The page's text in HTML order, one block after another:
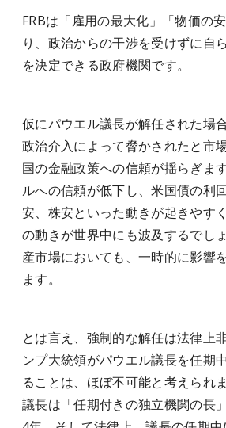
​FRBは「雇用の最大化」「物価の
り、政治からの干渉を受けずに自
を決定できる政府機関です。
仮にパウエル議長が解任された場
政治介入によって脅かされたと市
国の金融政策への信頼が揺らぎま
ルへの信頼が低下し、米国債の利
安、株安といった動きが起きやす
の動きが世界中にも波及するでし
産市場においても、一時的に影響
ます。
とは言え、強制的な解任は法律上
ンプ大統領がパウエル議長を任期
ることは、ほぼ不可能と考えられ
議長は「任期付きの独立機関の長